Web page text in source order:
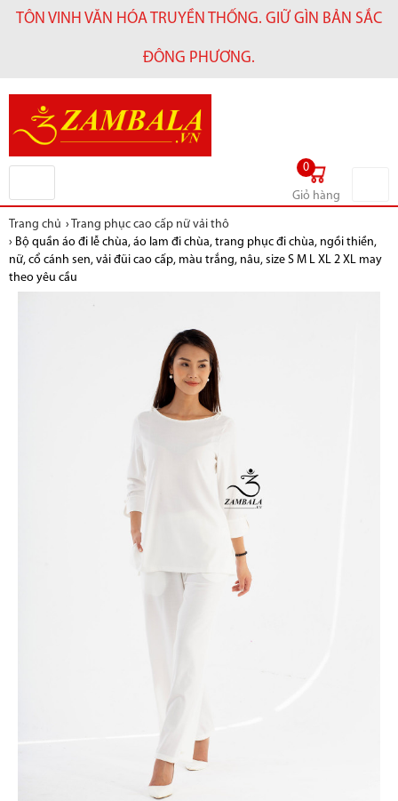
TÔN VINH VĂN HÓA TRUYỀN THỐNG. GIỮ GÌN BẢN SẮC
ĐÔNG PHƯƠNG.
0
Giỏ hàng
Trang chủ ›
Trang phục cao cấp nữ vải thô
› Bộ quần áo đi lễ chùa, áo lam đi chùa, trang phục đi chùa, ngồi thiền,
nữ, cổ cánh sen, vải đũi cao cấp, màu trắng, nâu, size S M L XL 2 XL may
theo yêu cầu